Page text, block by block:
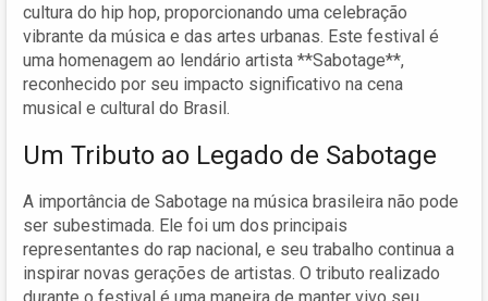
cultura do hip hop, proporcionando uma celebração
vibrante da música e das artes urbanas. Este festival é
uma homenagem ao lendário artista **Sabotage**,
reconhecido por seu impacto significativo na cena
musical e cultural do Brasil.
Um Tributo ao Legado de Sabotage
A importância de Sabotage na música brasileira não pode
ser subestimada. Ele foi um dos principais
representantes do rap nacional, e seu trabalho continua a
inspirar novas gerações de artistas. O tributo realizado
durante o festival é uma maneira de manter vivo seu